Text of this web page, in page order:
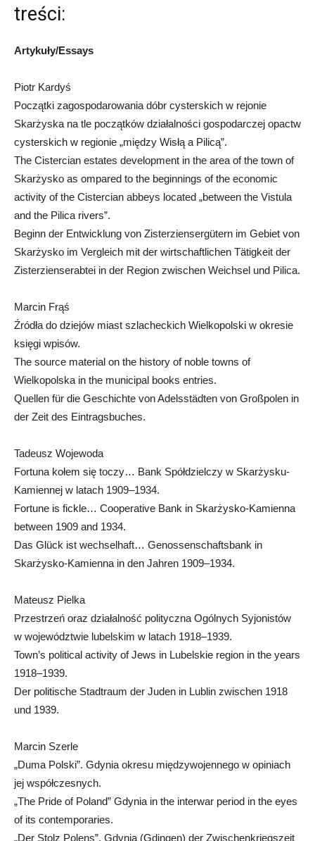
treści:
Artykuły/Essays
Piotr Kardyś
Początki zagospodarowania dóbr cysterskich w rejonie
Skarżyska na tle początków działalności gospodarczej opactw
cysterskich w regionie „między Wisłą a Pilicą”.
The Cistercian estates development in the area of the town of
Skarżysko as ompared to the beginnings of the economic
activity of the Cistercian abbeys located „between the Vistula
and the Pilica rivers”.
Beginn der Entwicklung von Zisterziensergütern im Gebiet von
Skarżysko im Vergleich mit der wirtschaftlichen Tätigkeit der
Zisterzienserabtei in der Region zwischen Weichsel und Pilica.
Marcin Frąś
Źródła do dziejów miast szlacheckich Wielkopolski w okresie
księgi wpisów.
The source material on the history of noble towns of
Wielkopolska in the municipal books entries.
Quellen für die Geschichte von Adelsstädten von Großpolen in
der Zeit des Eintragsbuches.
Tadeusz Wojewoda
Fortuna kołem się toczy… Bank Spółdzielczy w Skarżysku-
Kamiennej w latach 1909–1934.
Fortune is fickle… Cooperative Bank in Skarżysko-Kamienna
between 1909 and 1934.
Das Glück ist wechselhaft… Genossenschaftsbank in
Skarżysko-Kamienna in den Jahren 1909–1934.
Mateusz Pielka
Przestrzeń oraz działalność polityczna Ogólnych Syjonistów
w województwie lubelskim w latach 1918–1939.
Town’s political activity of Jews in Lubelskie region in the years
1918–1939.
Der politische Stadtraum der Juden in Lublin zwischen 1918
und 1939.
Marcin Szerle
„Duma Polski”. Gdynia okresu międzywojennego w opiniach
jej współczesnych.
„The Pride of Poland” Gdynia in the interwar period in the eyes
of its contemporaries.
„Der Stolz Polens”. Gdynia (Gdingen) der Zwischenkriegszeit